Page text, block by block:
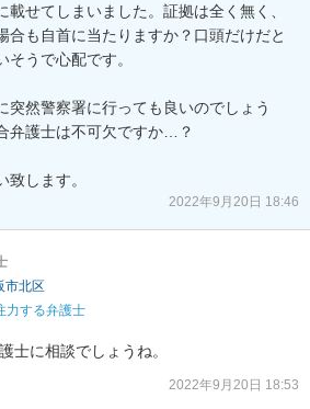
せてしまいました。証拠は全く無く、
合も自首に当たりますか？口頭だけだと
そうで心配です。
突然警察署に行っても良いのでしょう
弁護士は不可欠ですか…？
します。
2022年9月20日 18:46
市北区
力する弁護士
士に相談でしょうね。
2022年9月20日 18:53